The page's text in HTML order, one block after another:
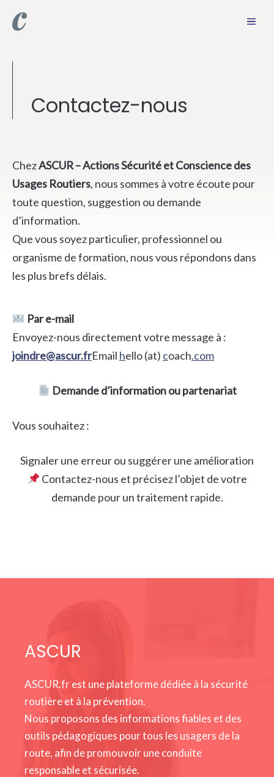
Contactez-nous
ChezASCUR – Actions Sécurité et Conscience des
Usages Routiers, nous sommes à votre écoute pour
toute question, suggestion ou demande
d’information.
Que vous soyez particulier, professionnel ou
organisme de formation, nous vous répondons dans
les plus brefs délais.
Par e-mail
Envoyez-nous directement votre message à :
joindre@ascur.frEmail hello (at) coach.com
Demande d’information ou partenariat
Vous souhaitez :
Signaler une erreur ou suggérer une amélioration
Contactez-nous et précisez l’objet de votre
demande pour un traitement rapide.
ASCUR
ASCUR.fr est une plateforme dédiée à la sécurité
routière et à la prévention.
Nous proposons des informations fiables et des
outils pédagogiques pour tous les usagers de la
route, afin de promouvoir une conduite
responsable et sécurisée.